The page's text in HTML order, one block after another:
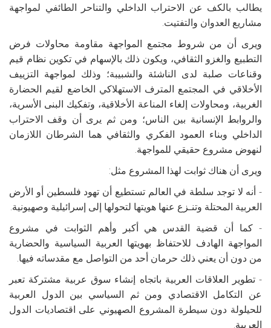
يطالب بالكف عن الاحتراب الداخلي والتناحر الطائفي لمواجهة
مشاريع العدوان والتفتيت.
ويرى أن من شروط مجتمع المواجهة مقاومة محاولات فرض
التطبيع والغزو الثقافي، ويكون ذلك بالإسهام في تكوين نظام قيم
وقناعات صلبة لدى الناشئة والشبيبة؛ وذلك لمواجهة التزييف
الأخلاقي في المجتمع المترف الاستهلاكي الخاضع لقيم الحضارة
الغربية، ومحاولات إلغاء المناعة الأخلاقية، وتفكيك البنى الأسرية،
والروابط الإنسانية بين الناس؛ ومن ثم يرى أن وقف الاحتراب
الداخلي وبناء العمود الفكري والثقافي هما الشرطان اللازمان
لنهوض مشروع حقيقي للمواجهة.
ويرى أن هناك ثوابت لهذا المشروع مثل:
- أنه لا توجد سلطة في العالم تستطيع أن تهود فلسطين أو الأرض
العربية المحتلة وتنـزع عنها هويتها لتحولها إلى إسرائيلية وصهيونية.
- كما أن قضية القدس هي أكبر وأهم الثوابت في مشروع
المواجهة الهادف للاحتفاظ بهويتها العربية السياسية والحضارية
من دون أن يعني ذلك حرمان أحد من التواصل مع مقدساته فيها.
- تطوير العلاقات العربية باتجاه إنشاء سوق عربية مشتركة تعبر
عن التكامل الاقتصادي ومن ثم السياسي بين الدول العربية
للحيلولة دون سيطرة المشروع الصهيوني على اقتصاديات الدول
العربية.